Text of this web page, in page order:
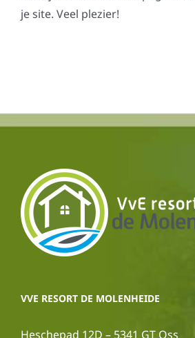
je site. Veel plezier!
VVE RESORT DE MOLENHEIDE
Heschepad 12D – 5341 GT Oss